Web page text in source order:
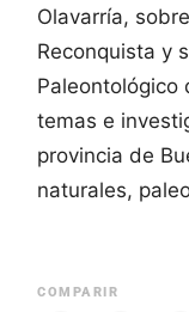
Olavarría,
Reconquista y
Paleontológico
temas e
provincia de
naturales,
COMPARIR